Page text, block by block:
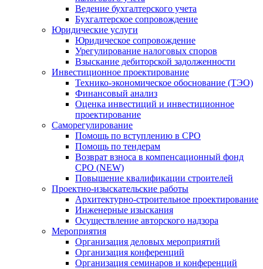
Ведение бухгалтерского учета
Бухгалтерское сопровождение
Юридические услуги
Юридическое сопровождение
Урегулирование налоговых споров
Взыскание дебиторской задолженности
Инвестиционное проектирование
Технико-экономическое обоснование (ТЭО)
Финансовый анализ
Оценка инвестиций и инвестиционное
проектирование
Саморегулирование
Помощь по вступлению в СРО
Помощь по тендерам
Возврат взноса в компенсационный фонд
СРО (NEW)
Повышение квалификации строителей
Проектно-изыскательские работы
Архитектурно-строительное проектирование
Инженерные изыскания
Осуществление авторского надзора
Мероприятия
Организация деловых мероприятий
Организация конференций
Организация семинаров и конференций